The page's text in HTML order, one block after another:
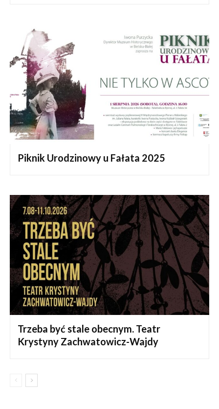
Piknik Urodzinowy u Fałata 2025
Trzeba być stale obecnym. Teatr
Krystyny Zachwatowicz-Wajdy